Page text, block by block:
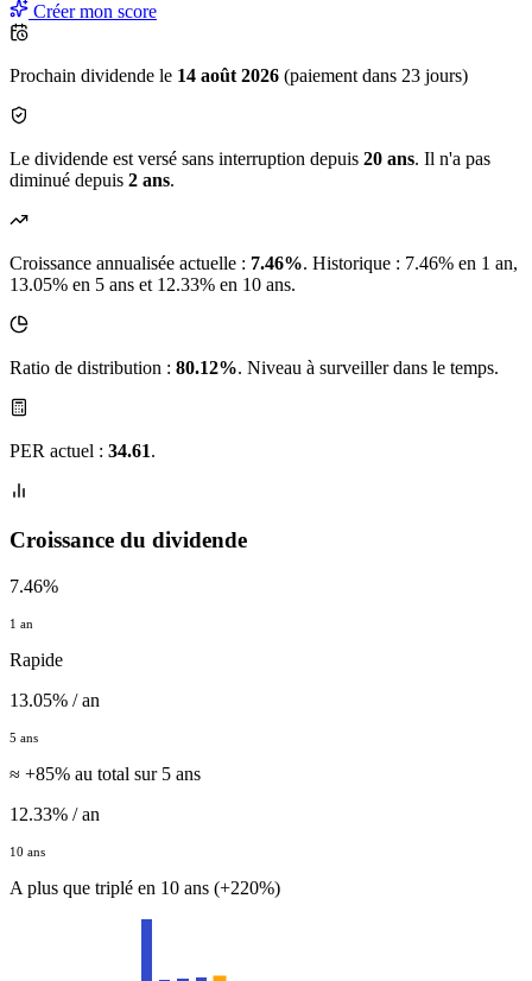
Créer mon score
Prochain dividende le 14 août 2026 (paiement dans 23 jours)
Le dividende est versé sans interruption depuis 20 ans. Il n'a pas
diminué depuis 2 ans.
Croissance annualisée actuelle : 7.46%. Historique : 7.46% en 1 an,
13.05% en 5 ans et 12.33% en 10 ans.
Ratio de distribution : 80.12%. Niveau à surveiller dans le temps.
PER actuel : 34.61.
Croissance du dividende
7.46%
1 an
Rapide
13.05% / an
5 ans
≈ +85% au total sur 5 ans
12.33% / an
10 ans
A plus que triplé en 10 ans (+220%)